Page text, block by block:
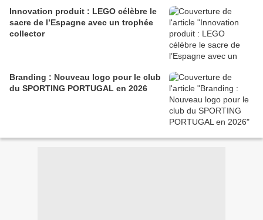
Innovation produit : LEGO célèbre le
sacre de l’Espagne avec un trophée
collector
Branding : Nouveau logo pour le club
du SPORTING PORTUGAL en 2026